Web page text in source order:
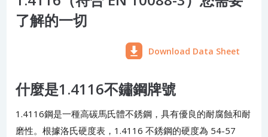
了解的一切
Download Data Sheet
什麼是1.4116不鏽鋼牌號
1.4116鋼是一種高碳馬氏體不銹鋼，具有優良的耐腐蝕和耐
磨性。根據洛氏硬度表，1.4116 不銹鋼的硬度為 54-57